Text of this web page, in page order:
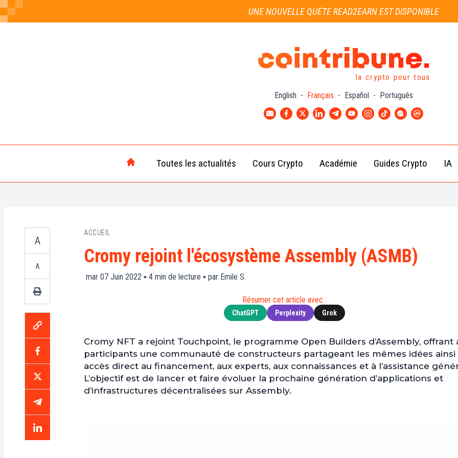
UNE NOUVELLE QUÊTE READ2EARN EST DISPONIBLE
la crypto pour tous
English - Français - Español - Português
Toutes les actualités
Crypto
Actu
Web3
Actu
People
Cours Crypto
(BTC)
XRP
(XRP)
Dogecoin
(DOGE)
Académie
Débutant
Intermédiaire
Guides Crypto IA
A
A
ACCUEIL
Cromy rejoint l'écosystème Assembly (ASMB)
mar 07 Juin 2022 ▪ 4 min de lecture ▪ par Emile S.
Résumer cet article avec :
ChatGPT Perplexity Grok
Cromy NFT a rejoint Touchpoint, le programme Open Builders d’Assembly, offrant
participants une communauté de constructeurs partageant les mêmes idées ainsi
accès direct au financement, aux experts, aux connaissances et à l’assistance
L’objectif est de lancer et faire évoluer la prochaine génération d’applications et
d’infrastructures décentralisées sur Assembly.